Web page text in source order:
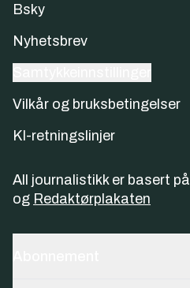
Bsky
Nyhetsbrev
Vilkår og bruksbetingelser
KI-retningslinjer
All journalistikk er basert på
og Redaktørplakaten